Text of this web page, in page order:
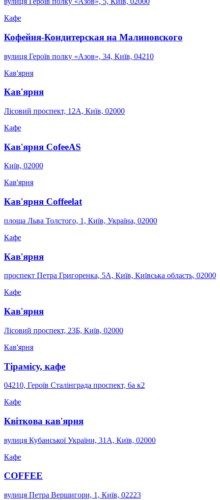
Кафе
Кофейня-Кондитерская на Малиновского
вулиця Героїв полку «Азов», 34, Київ, 04210
Кав'ярня
Кав'ярня
Лісовий проспект, 12А, Київ, 02000
Кафе
Кав'ярня CofeeAS
Київ, 02000
Кав'ярня
Кав'ярня Coffeelat
площа Льва Толстого, 1, Київ, Україна, 02000
Кафе
Кав'ярня
проспект Петра Григоренка, 5А, Київ, Київська область, 02000
Кафе
Кав'ярня
Лісовий проспект, 23Б, Київ, 02000
Кав'ярня
Тірамісу, кафе
04210, Героїв Сталінграда проспект, 6а к2
Кафе
Квіткова кав'ярня
вулиця Кубанської України, 31А, Київ, 02000
Кафе
COFFEE
вулиця Петра Вершигори, 1, Київ, 02223